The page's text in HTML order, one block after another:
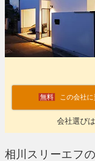
この会社
会社選び
相川スリーエフ